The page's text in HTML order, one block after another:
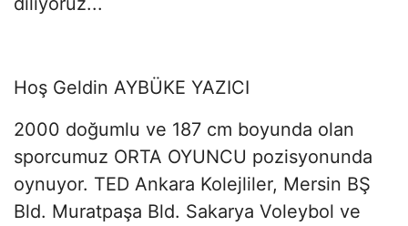
Hoş Geldin AYBÜKE YAZICI
2000 doğumlu ve 187 cm boyunda olan
sporcumuz ORTA OYUNCU pozisyonunda
oynuyor. TED Ankara Kolejliler, Mersin BŞ
Bld. Muratpaşa Bld. Sakarya Voleybol ve